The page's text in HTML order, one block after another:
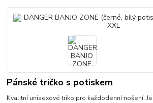
Pánské tričko s potiskem
Kvalitní unisexové triko pro každodenní nošení.